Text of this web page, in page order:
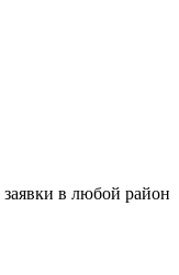
в любой район